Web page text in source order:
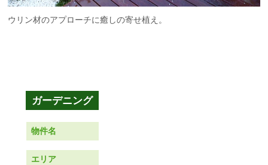
ウリン材のアプローチに癒しの寄せ植え。
物件名
エリア